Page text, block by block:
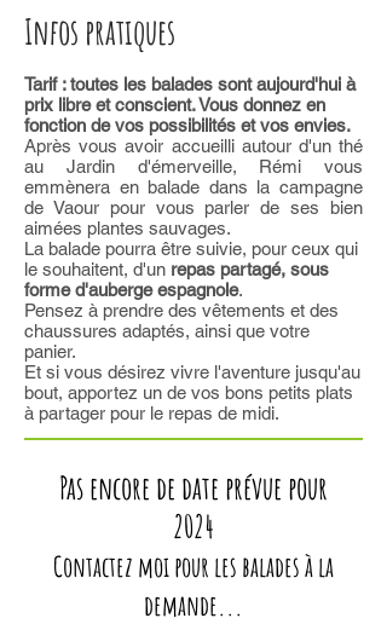
Infos pratiques
Tarif : toutes les balades sont aujourd'hui à
prix libre et conscient. Vous donnez en
fonction de vos possibilités et vos envies.
Après vous avoir accueilli autour d'un thé
au Jardin d'émerveille, Rémi vous
emmènera en balade dans la campagne
de Vaour pour vous parler de ses bien
aimées plantes sauvages.
La balade pourra être suivie, pour ceux qui
le souhaitent, d'un repas partagé, sous
forme d'auberge espagnole.
Pensez à prendre des vêtements et des
chaussures adaptés, ainsi que votre
panier.
Et si vous désirez vivre l'aventure jusqu'au
bout, apportez un de vos bons petits plats
à partager pour le repas de midi.
Pas encore de date prévue pour
2024
Contactez moi pour les balades à la
demande...